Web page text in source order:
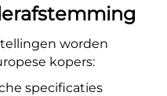
worden
kopers:
specificaties